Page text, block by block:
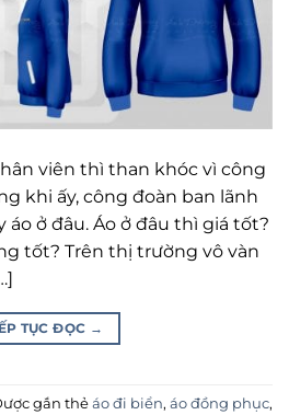
viên thì than khóc vì công
khi ấy, công đoàn ban lãnh
ở đâu. Áo ở đâu thì giá tốt?
tốt? Trên thị trường vô vàn
TỤC ĐỌC →
gắn thẻ áo đi biển, áo đồng phục,